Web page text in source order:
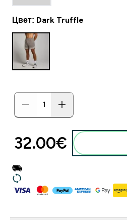
Цвет: Dark Truffle
32.00€‎